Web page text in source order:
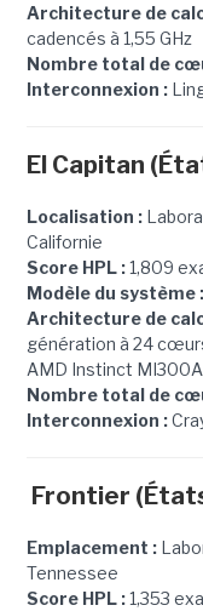
Architecture de
cadencés à 1,55 GHz
Nombre total de
Interconnexion :
El Capitan
Localisation :
Californie
Score HPL :1,809
Modèle du système :
Architecture de
génération à 24
AMD Instinct MI300A
Nombre total de
Interconnexion :
Frontier
Emplacement :
Tennessee
Score HPL :1,353